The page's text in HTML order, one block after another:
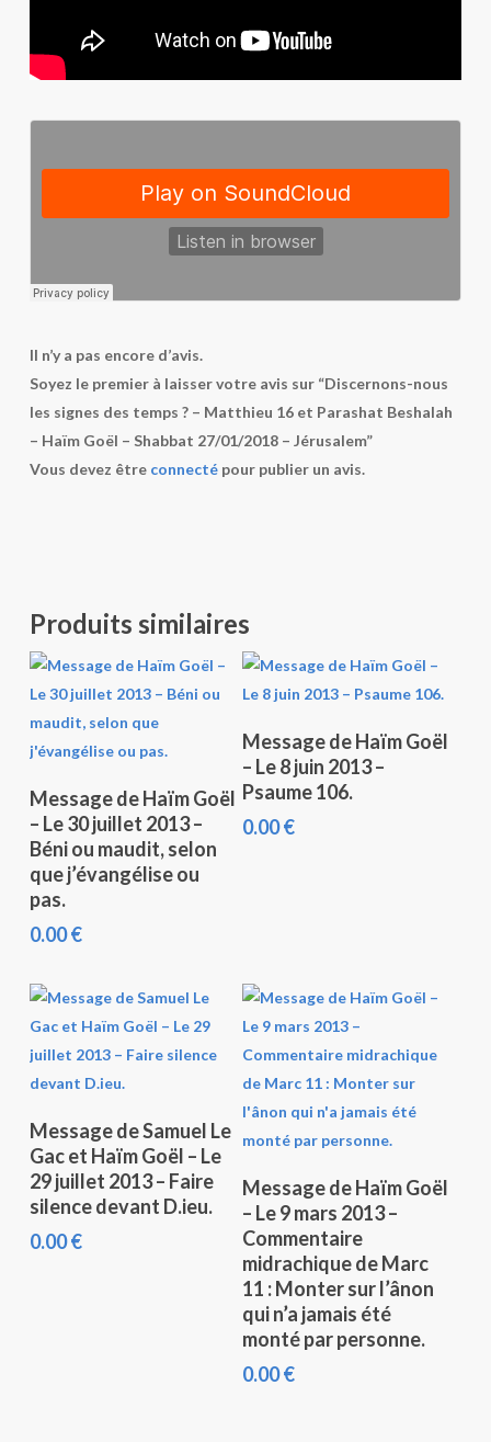
Il n’y a pas encore d’avis.
Soyez le premier à laisser votre avis sur “Discernons-nous
les signes des temps ? – Matthieu 16 et Parashat Beshalah
– Haïm Goël – Shabbat 27/01/2018 – Jérusalem”
Vous devez être connectépour publier un avis.
Produits similaires
Ajouter Au Panier
Message de Haïm Goël
– Le 30 juillet 2013 –
Béni ou maudit, selon
que j’évangélise ou
pas.
0.00€
Ajouter Au Panier
Message de Haïm Goël
– Le 8 juin 2013 –
Psaume 106.
0.00€
Ajouter Au Panier
Message de Samuel Le
Gac et Haïm Goël – Le
29 juillet 2013 – Faire
silence devant D.ieu.
0.00€
Ajouter Au Panier
Message de Haïm Goël
– Le 9 mars 2013 –
Commentaire
midrachique de Marc
11 : Monter sur l’ânon
qui n’a jamais été
monté par personne.
0.00€